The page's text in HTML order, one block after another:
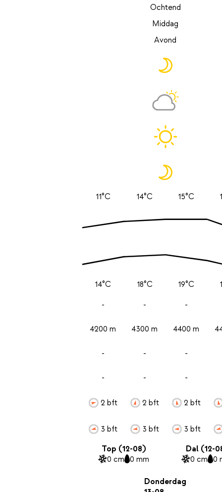
Ochtend
Middag
Avond
11°C
14°C
-
4200 m
-
-
2 bft
3 bft
14°C
18°C
-
4300 m
-
-
2 bft
3 bft
15°C
19°C
-
4400 m
-
-
2 bft
3 bft
Top (12-08)
0 cm 0 mm
Dal (12-
0 cm 0
Donderdag